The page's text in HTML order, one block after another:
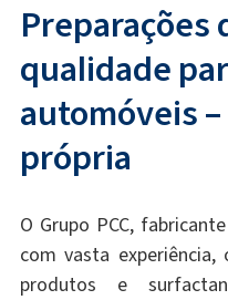
Preparações
qualidade
automóveis
própria
O Grupo PCC,
com vasta
produtos e